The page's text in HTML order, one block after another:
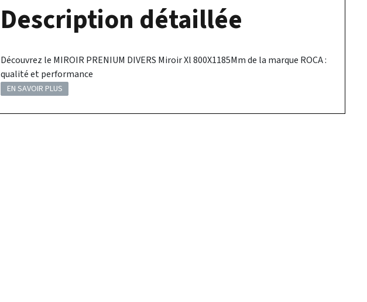
Description détaillée
Découvrez le MIROIR PRENIUM DIVERS Miroir Xl 800X1185Mm de la marque ROCA :
qualité et performance
EN SAVOIR PLUS